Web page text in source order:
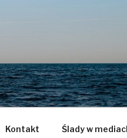
Kontakt Ślady w